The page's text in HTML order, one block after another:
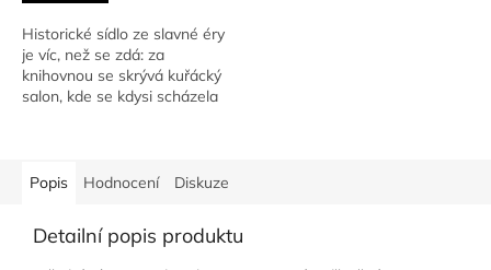
Historické sídlo ze slavné éry
je víc, než se zdá: za
knihovnou se skrývá kuřácký
salon, kde se kdysi scházela
Popis Hodnocení Diskuze
Detailní popis produktu